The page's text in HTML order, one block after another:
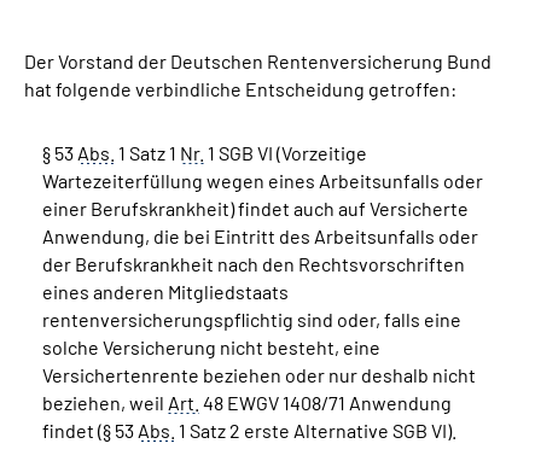
Language
Inhalte in Gebärdensprache (DGS)
Leichte Sprache
Mein Kundenportal
Der Vorstand der Deutschen Rentenversicherung Bund
hat folgende verbindliche Entscheidung getroffen:
§ 53 Abs. 1 Satz 1 Nr. 1 SGB VI (Vorzeitige
Wartezeiterfüllung wegen eines Arbeitsunfalls oder
einer Berufskrankheit) findet auch auf Versicherte
Anwendung, die bei Eintritt des Arbeitsunfalls oder
der Berufskrankheit nach den Rechtsvorschriften
eines anderen Mitgliedstaats
rentenversicherungspflichtig sind oder, falls eine
solche Versicherung nicht besteht, eine
Versichertenrente beziehen oder nur deshalb nicht
beziehen, weil Art. 48 EWGV 1408/71 Anwendung
findet (§ 53 Abs. 1 Satz 2 erste Alternative SGB VI).